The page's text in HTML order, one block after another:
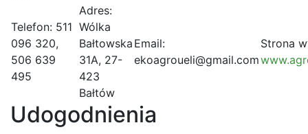
Telefon: 511
096 320,
506 639
495
Adres:
Wólka
Bałtowska
31A, 27-
423
Bałtów
Email:
ekoagroueli@gmail.com
Strona
Udogodnienia